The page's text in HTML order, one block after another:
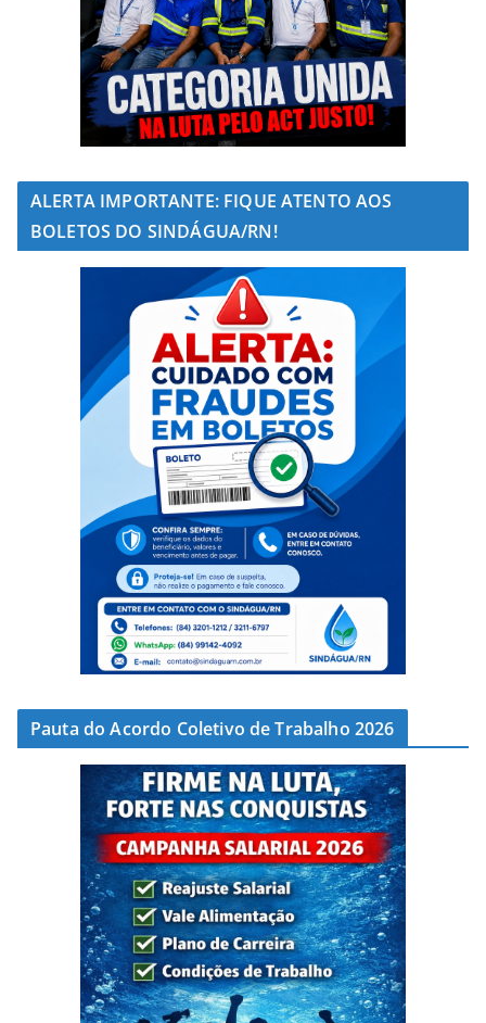
ALERTA IMPORTANTE: FIQUE ATENTO AOS
BOLETOS DO SINDÁGUA/RN!
Pauta do Acordo Coletivo de Trabalho 2026